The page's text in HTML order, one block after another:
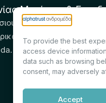
To provide the best
access device
data such as browsing
consent, may adversely
Accept
Μετόχων &
– Corporate
Ανακοινώσεων